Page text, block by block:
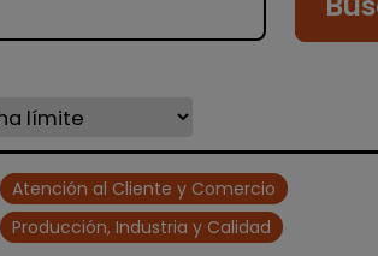
Atención al Cliente y Comercio
Producción, Industria y Calidad